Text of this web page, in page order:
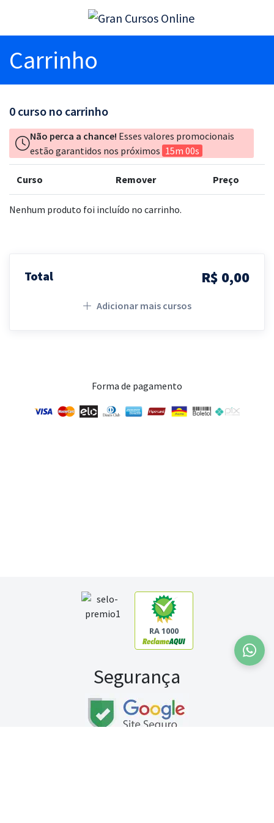
Carrinho
0 curso no carrinho
Não perca a chance! Esses valores promocionais
estão garantidos nos próximos 15m 00s
Curso Remover Preço
Nenhum produto foi incluído no carrinho.
Total R$ 0,00
Adicionar mais cursos
Forma de pagamento
RA 1000
Segurança